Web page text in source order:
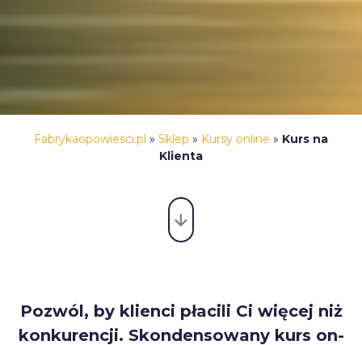
Fabrykaopowiesci.pl » Sklep » Kursy online » Kurs na
Klienta
Pozwól, by klienci płacili Ci więcej niż
konkurencji. Skondensowany kurs on-